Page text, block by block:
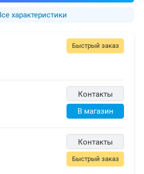
характеристики
Быстрый заказ
Контакты
В магазин
Контакты
Быстрый заказ